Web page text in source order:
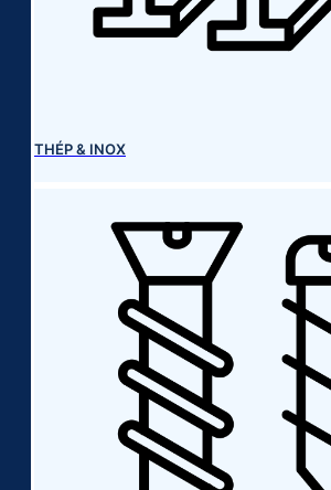
THÉP & INOX